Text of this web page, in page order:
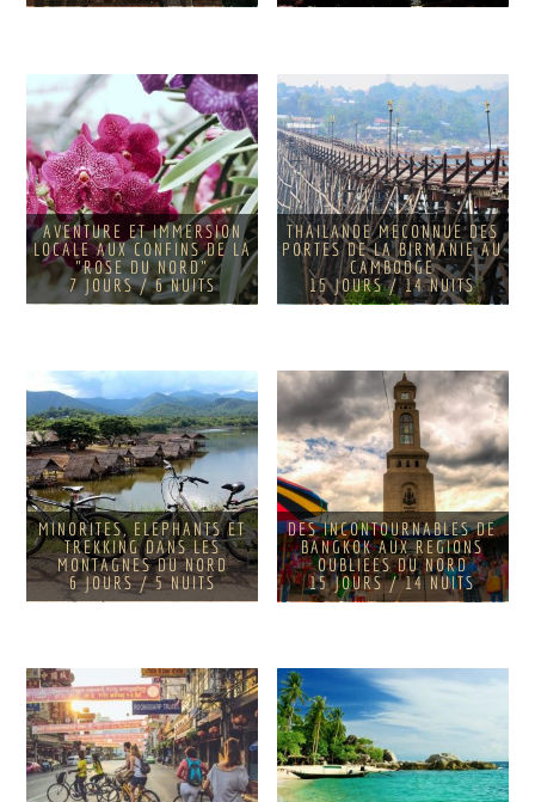
AVENTURE ET IMMERSION
LOCALE AUX CONFINS DE LA
"ROSE DU NORD"
7 JOURS / 6 NUITS
THAILANDE MECONNUE DES
PORTES DE LA BIRMANIE AU
CAMBODGE
15 JOURS / 14 NUITS
MINORITES, ELEPHANTS ET
TREKKING DANS LES
MONTAGNES DU NORD
6 JOURS / 5 NUITS
DES INCONTOURNABLES DE
BANGKOK AUX REGIONS
OUBLIEES DU NORD
15 JOURS / 14 NUITS